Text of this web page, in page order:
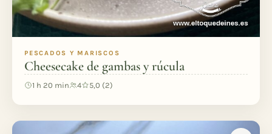
PESCADOS Y MARISCOS
Cheesecake de gambas y rúcula
1 h 20 min 4 5,0 (2)